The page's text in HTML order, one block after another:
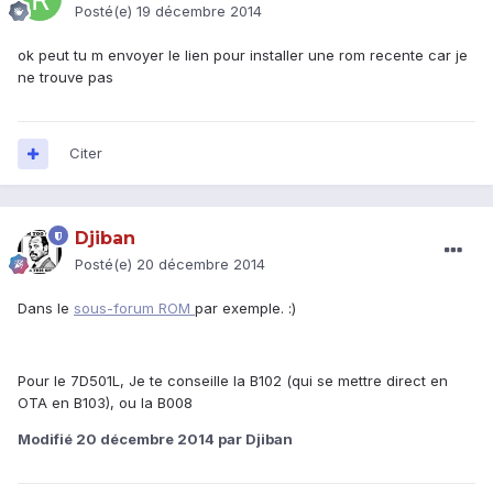
Posté(e) 19 décembre 2014
ok peut tu m envoyer le lien pour installer une rom recente car je
ne trouve pas
Citer
Djiban
Posté(e) 20 décembre 2014
Dans le sous-forum ROM par exemple. :)
Pour le 7D501L, Je te conseille la B102 (qui se mettre direct en
OTA en B103), ou la B008
Modifié 20 décembre 2014 par Djiban